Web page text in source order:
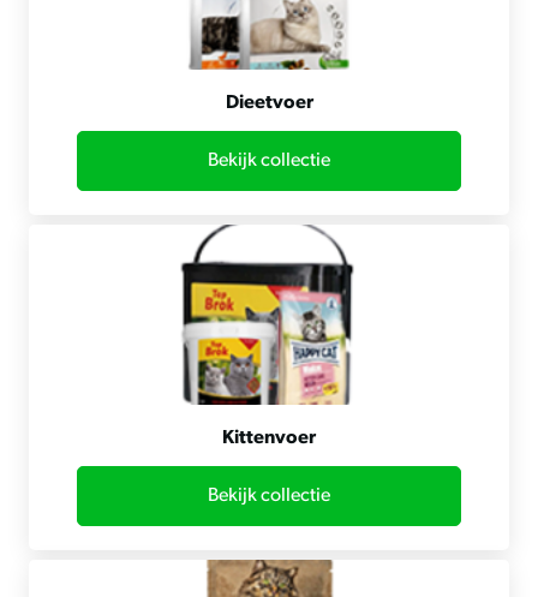
Dieetvoer
Bekijk collectie
Kittenvoer
Bekijk collectie